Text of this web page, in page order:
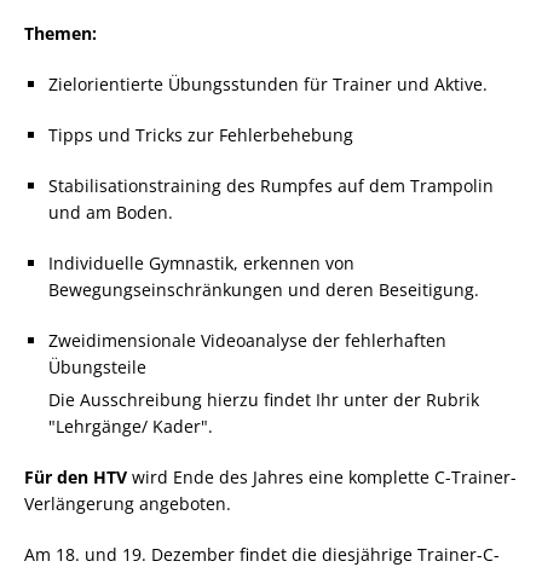
Themen:
Zielorientierte Übungsstunden für Trainer und Aktive.
Tipps und Tricks zur Fehlerbehebung
Stabilisationstraining des Rumpfes auf dem Trampolin
und am Boden.
Individuelle Gymnastik, erkennen von
Bewegungseinschränkungen und deren Beseitigung.
Zweidimensionale Videoanalyse der fehlerhaften
Übungsteile
Die Ausschreibung hierzu findet Ihr unter der Rubrik
"Lehrgänge/ Kader".
Für den HTV wird Ende des Jahres eine komplette C-Trainer-
Verlängerung angeboten.
Am 18. und 19. Dezember findet die diesjährige Trainer-C-